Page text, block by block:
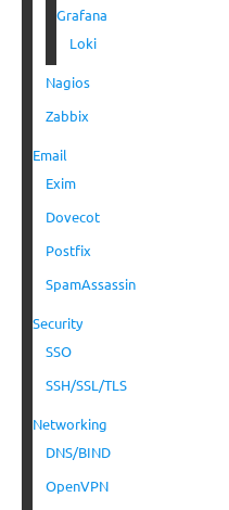
Grafana
Loki
Nagios
Zabbix
Email
Exim
Dovecot
Postfix
SpamAssassin
Security
SSO
SSH/SSL/TLS
Networking
DNS/BIND
OpenVPN